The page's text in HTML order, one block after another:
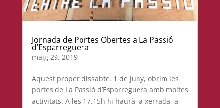
Jornada de Portes Obertes a La Passió
d’Esparreguera
maig 29, 2019
Aquest proper dissabte, 1 de juny, obrim les
portes de La Passió d’Esparreguera amb moltes
activitats. A les 17.15h hi haurà la xerrada, a